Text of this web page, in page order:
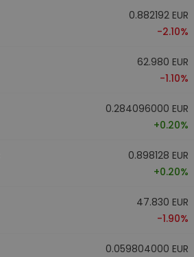
0.882192 EUR
-2.10%
62.980 EUR
-1.10%
0.284096000 EUR
+0.20%
0.898128 EUR
+0.20%
47.830 EUR
-1.90%
0.059804000 EUR